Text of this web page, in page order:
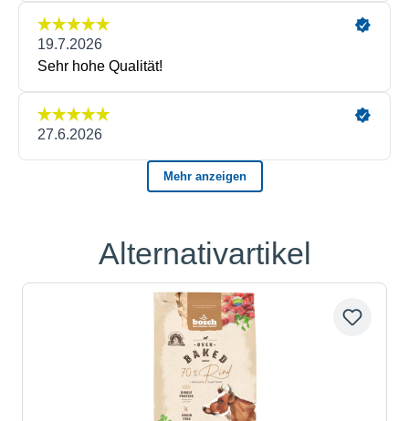
Produktgalerie überspringen
Alternativartikel